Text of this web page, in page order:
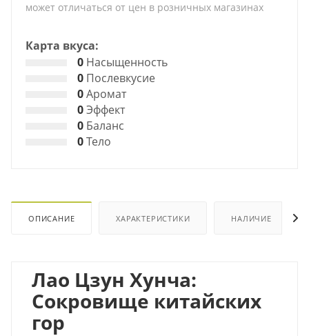
может отличаться от цен в розничных магазинах
Карта вкуса:
0 Насыщенность
0 Послевкусие
0Аромат
0Эффект
0 Баланс
0Тело
ОПИСАНИЕ ХАРАКТЕРИСТИКИ НАЛИЧИЕ
Лао Цзун Хунча:
Сокровище китайских
гор